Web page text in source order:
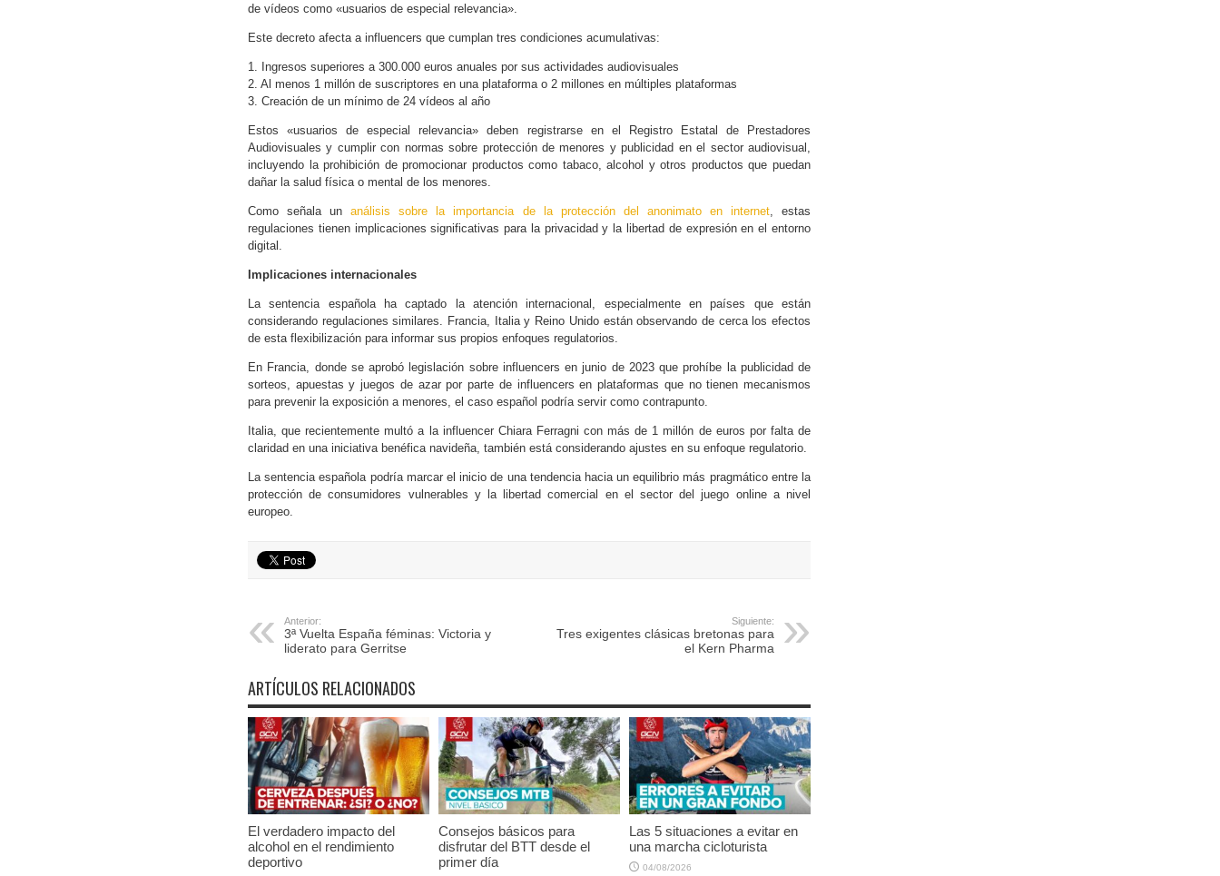
de vídeos como «usuarios de especial relevancia».
Este decreto afecta a influencers que cumplan tres condiciones acumulativas:
1. Ingresos superiores a 300.000 euros anuales por sus actividades audiovisuales
2. Al menos 1 millón de suscriptores en una plataforma o 2 millones en múltiples plataformas
3. Creación de un mínimo de 24 vídeos al año
Estos «usuarios de especial relevancia» deben registrarse en el Registro Estatal de Prestadores
Audiovisuales y cumplir con normas sobre protección de menores y publicidad en el sector audiovisual,
incluyendo la prohibición de promocionar productos como tabaco, alcohol y otros productos que puedan
dañar la salud física o mental de los menores.
Como señala unanálisis sobre la importancia de la protección del anonimato en internet, estas
regulaciones tienen implicaciones significativas para la privacidad y la libertad de expresión en el entorno
digital.
Implicaciones internacionales
La sentencia española ha captado la atención internacional, especialmente en países que están
considerando regulaciones similares. Francia, Italia y Reino Unido están observando de cerca los efectos
de esta flexibilización para informar sus propios enfoques regulatorios.
En Francia, donde se aprobó legislación sobre influencers en junio de 2023 que prohíbe la publicidad de
sorteos, apuestas y juegos de azar por parte de influencers en plataformas que no tienen mecanismos
para prevenir la exposición a menores, el caso español podría servir como contrapunto.
Italia, que recientemente multó a la influencer Chiara Ferragni con más de 1 millón de euros por falta de
claridad en una iniciativa benéfica navideña, también está considerando ajustes en su enfoque regulatorio.
La sentencia española podría marcar el inicio de una tendencia hacia un equilibrio más pragmático entre la
protección de consumidores vulnerables y la libertad comercial en el sector del juego online a nivel
europeo.
Anterior:
3ª Vuelta España féminas: Victoria y
liderato para Gerritse
Siguiente:
Tres exigentes clásicas bretonas para
el Kern Pharma
ARTÍCULOS RELACIONADOS
El verdadero impacto del
alcohol en el rendimiento
deportivo
Consejos básicos para
disfrutar del BTT desde el
primer día
Las 5 situaciones a evitar en
una marcha cicloturista
04/08/2026